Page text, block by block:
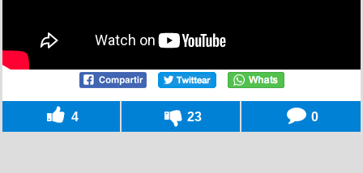
4 23 0